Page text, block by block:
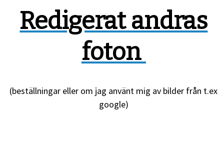
Redigerat andras
foton
(beställningar eller om jag använt mig av bilder från t.ex
google)